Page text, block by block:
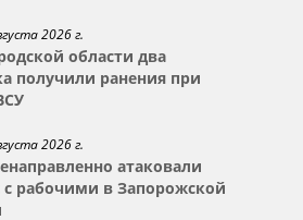
2026 г.
области два
получили ранения при
2026 г.
атаковали
с рабочими в Запорожской